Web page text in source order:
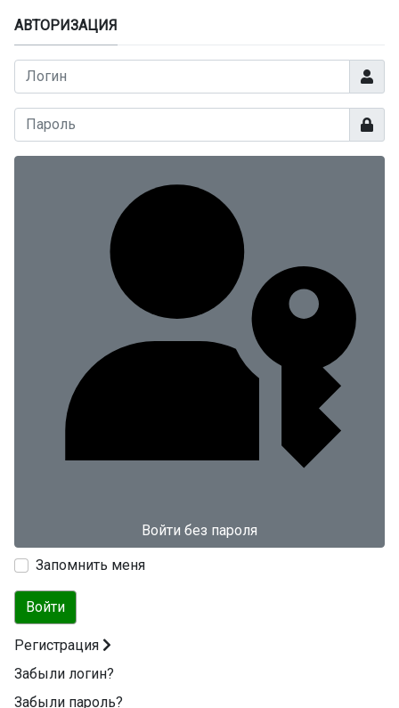
АВТОРИЗАЦИЯ
Логин
Войти без пароля
Запомнить меня
Войти
Регистрация
Забыли логин?
Забыли пароль?